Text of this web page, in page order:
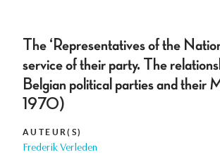
The ‘Representatives of the
service of their party. The
Belgian political parties and their
1970)
AUTEUR(S)
Frederik Verleden